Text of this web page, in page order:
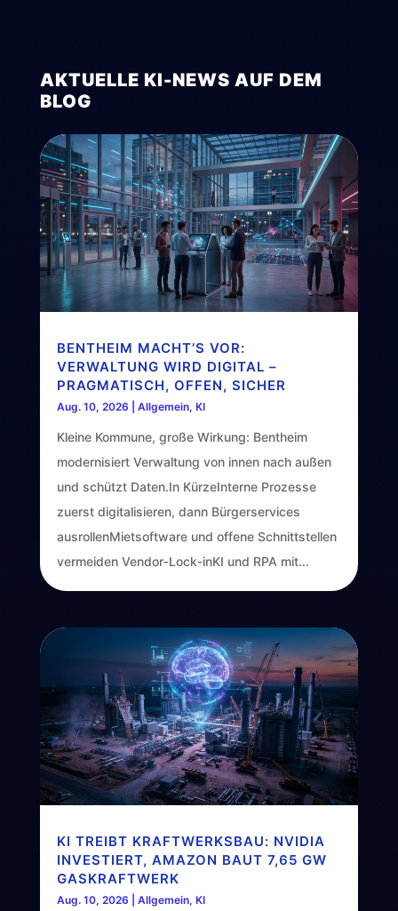
AKTUELLE KI-NEWS AUF DEM
BLOG
BENTHEIM MACHT’S VOR:
VERWALTUNG WIRD DIGITAL –
PRAGMATISCH, OFFEN, SICHER
Aug. 10, 2026 Allgemein, KI
Kleine Kommune, große Wirkung: Bentheim
modernisiert Verwaltung von innen nach außen
und schützt Daten.In KürzeInterne Prozesse
zuerst digitalisieren, dann Bürgerservices
ausrollenMietsoftware und offene Schnittstellen
vermeiden Vendor‑Lock‑inKI und RPA mit...
KI TREIBT KRAFTWERKSBAU: NVIDIA
INVESTIERT, AMAZON BAUT 7,65 GW
GASKRAFTWERK
Aug. 10, 2026 Allgemein, KI